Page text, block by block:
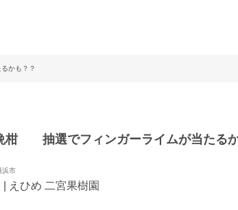
かも？？
柑 抽選でフィンガーライムが当たる
浜市
| えひめ 二宮果樹園